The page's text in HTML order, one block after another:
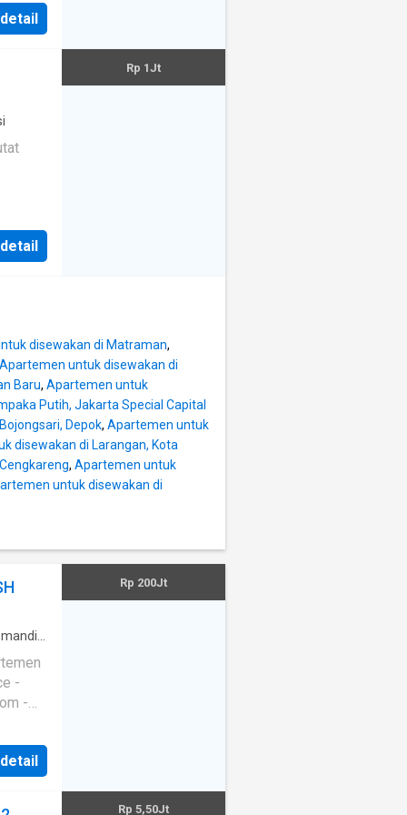
Rp 1Jt
disewakan di Matraman,
Apartemen untuk disewakan di
Baru, Apartemen untuk
Putih, Jakarta Special Capital
Depok, Apartemen untuk
disewakan di Larangan, Kota
, Apartemen untuk
untuk disewakan di
·
·
·
-
Rp 200Jt
Rp 5,50Jt